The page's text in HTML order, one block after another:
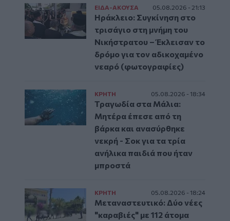
ΕΙΔΑ-ΑΚΟΥΣΑ 05.08.2026 - 21:13
Ηράκλειο: Συγκίνηση στο
τρισάγιο στη μνήμη του
Νικήστρατου – Έκλεισαν το
δρόμο για τον αδικοχαμένο
νεαρό (φωτογραφίες)
ΚΡΗΤΗ 05.08.2026 - 18:34
Τραγωδία στα Μάλια:
Μητέρα έπεσε από τη
βάρκα και ανασύρθηκε
νεκρή - Σοκ για τα τρία
ανήλικα παιδιά που ήταν
μπροστά
ΚΡΗΤΗ 05.08.2026 - 18:24
Μεταναστευτικό: Δύο νέες
"καραβιές" με 112 άτομα